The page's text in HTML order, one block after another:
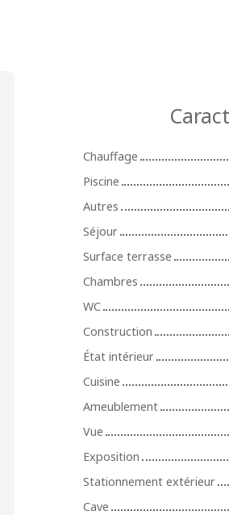
Chauffage
Piscine
Autres
Séjour
Surface terrasse
Chambres
WC
Construction
État intérieur
Cuisine
Ameublement
Vue
Exposition
Stationnement extérieur
Cave